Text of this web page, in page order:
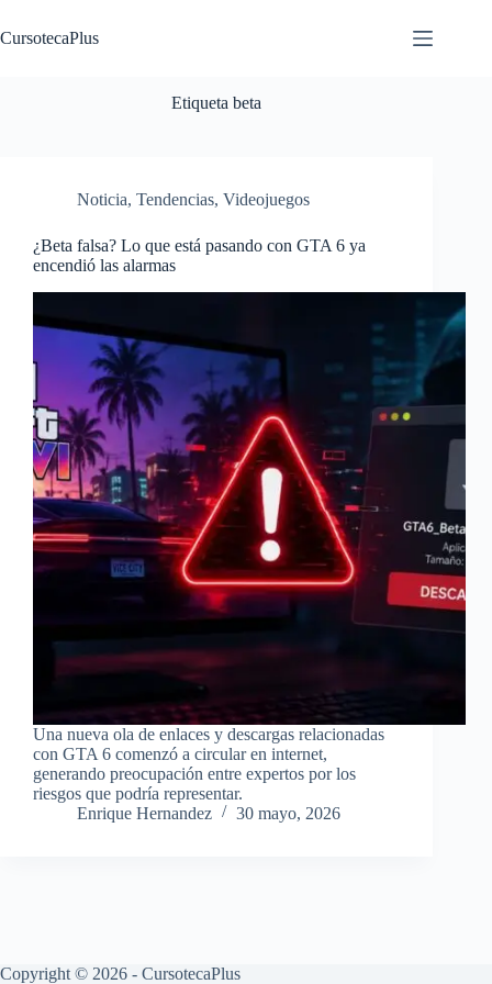
al
contenido
CursotecaPlus
Etiqueta beta
Noticia, Tendencias, Videojuegos
¿Beta falsa? Lo que está pasando con GTA 6 ya
encendió las alarmas
Una nueva ola de enlaces y descargas relacionadas
con GTA 6 comenzó a circular en internet,
generando preocupación entre expertos por los
riesgos que podría representar.
Enrique Hernandez
30 mayo, 2026
Copyright © 2026 - CursotecaPlus